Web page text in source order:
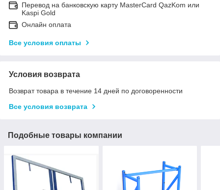
Перевод на банковскую карту MasterCard QazKom или
Kaspi Gold
Онлайн оплата
Все условия оплаты
Условия возврата
Возврат товара в течение 14 дней по договоренности
Все условия возврата
Подобные товары компании